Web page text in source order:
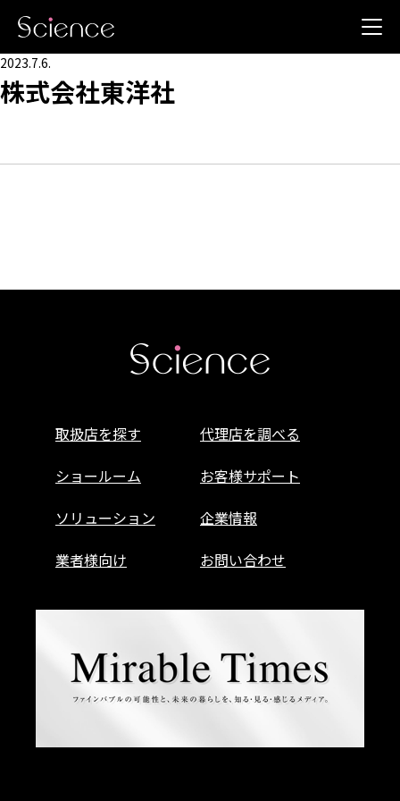
2023.7.6.
株式会社東洋社
取扱店を探す
代理店を調べる
ショールーム
お客様サポート
ソリューション
企業情報
業者様向け
お問い合わせ